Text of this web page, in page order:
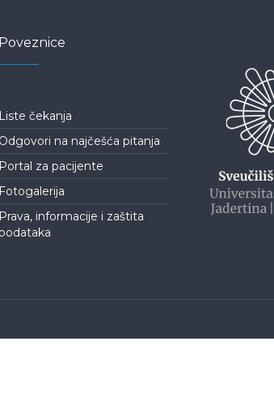
Poveznice
Liste čekanja
Odgovori na najčešća pitanja
Portal za pacijente
Fotogalerija
Prava, informacije i zaštita